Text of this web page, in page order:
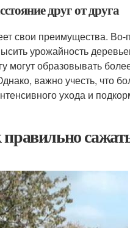
друг от друга
свои преимущества.
урожайность
могут образовывать
важно учесть, что
ухода и